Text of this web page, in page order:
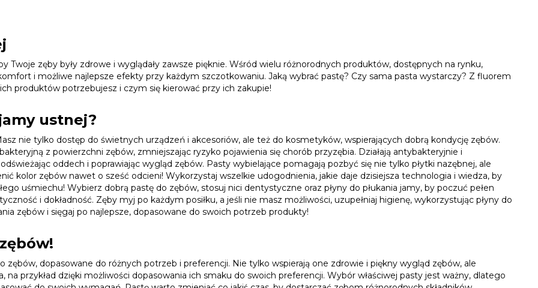
Twoje zęby były zdrowe i wyglądały zawsze pięknie. Wśród wielu różnorodnych produktów, dostępnych na rynku,
i możliwe najlepsze efekty przy każdym szczotkowaniu. Jaką wybrać pastę? Czy sama pasta wystarczy? Z fluorem
produktów potrzebujesz i czym się kierować przy ich zakupie!
ustnej?
nie tylko dostęp do świetnych urządzeń i akcesoriów, ale też do kosmetyków, wspierających dobrą kondycję zębów.
z powierzchni zębów, zmniejszając ryzyko pojawienia się chorób przyzębia. Działają antybakteryjnie i
oddech i poprawiając wygląd zębów. Pasty wybielające pomagają pozbyć się nie tylko płytki nazębnej, ale
kolor zębów nawet o sześć odcieni! Wykorzystaj wszelkie udogodnienia, jakie daje dzisiejsza technologia i wiedza, by
uśmiechu! Wybierz dobrą pastę do zębów, stosuj nici dentystyczne oraz płyny do płukania jamy, by poczuć pełen
i dokładność. Zęby myj po każdym posiłku, a jeśli nie masz możliwości, uzupełniaj higienę, wykorzystując płyny do
zębów i sięgaj po najlepsze, dopasowane do swoich potrzeb produkty!
dopasowane do różnych potrzeb i preferencji. Nie tylko wspierają one zdrowie i piękny wygląd zębów, ale
przykład dzięki możliwości dopasowania ich smaku do swoich preferencji. Wybór właściwej pasty jest ważny, dlatego